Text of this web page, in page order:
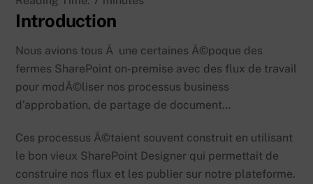
Introduction
Nous avions tous Ã une certaines Ã©poque des
fermes SharePoint on-premise avec des flux de travail
pour modÃ©liser nos processus business
d’approbation, de partage de document…
Ces processus Ã©taient souvent construit en utilisant
le bon vieux SharePoint Designer qui permettait de
construire nos flux et les publier sur notre plateforme.